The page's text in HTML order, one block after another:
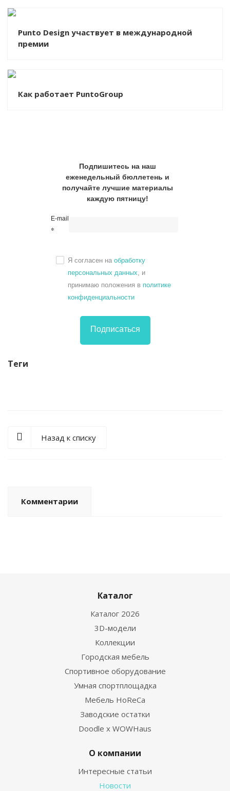
Punto Design участвует в международной
премии
Как работает PuntoGroup
Подпишитесь на наш
еженедельный бюллетень и
получайте лучшие материалы
каждую пятницу!
E-mail
*
Я согласен на обработку
персональных данных , и
принимаю положения в политике
конфиденциальности
Подписаться
Теги
Назад к списку
Комментарии
Каталог
Каталог 2026
3D-модели
Коллекции
Городская мебель
Спортивное оборудование
Умная спортплощадка
Мебель HoReCa
Заводские остатки
Doodle x WOWHaus
О компании
Интересные статьи
Новости